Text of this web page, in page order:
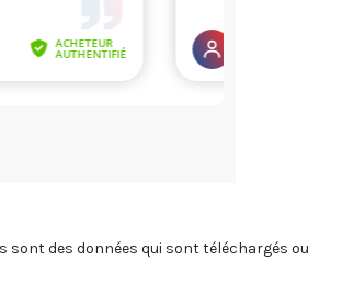
sont des données qui sont téléchargés ou